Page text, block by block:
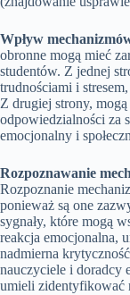
Wpływ
obronne mogą mieć
studentów. Z jednej
trudnościami i
Z drugiej strony,
odpowiedzialności za
emocjonalny i
Rozpoznawanie
Rozpoznanie
ponieważ są one
sygnały, które mogą
reakcja emocjonalna,
nadmierna
nauczyciele i doradcy
umieli zidentyfikować